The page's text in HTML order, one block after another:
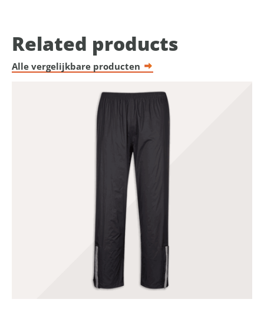
Related products
Alle vergelijkbare producten